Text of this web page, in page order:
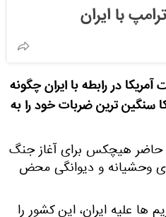
با ایران
در رابطه با ایران چگونه
سنگین ترین ضربات خود را به
حاضر هیچکس برای آغاز جنگ
وحشیانه و دیوانگی محض
ها علیه ایران، این کشور را